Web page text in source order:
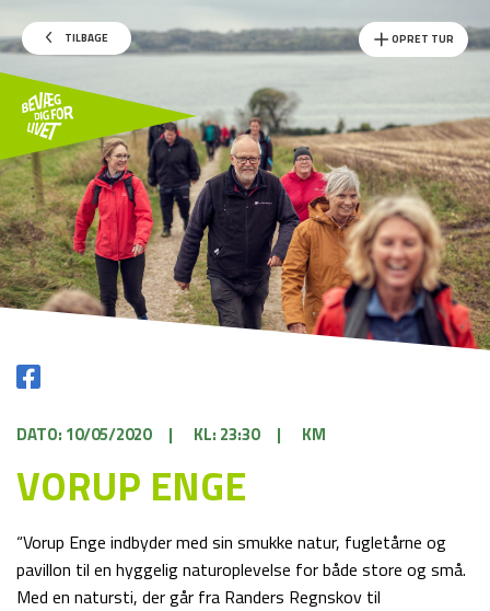
TILBAGE OPRET TUR
DATO: 10/05/2020 | KL: 23:30 | KM
VORUP ENGE
“Vorup Enge indbyder med sin smukke natur, fugletårne og
pavillon til en hyggelig naturoplevelse for både store og små.
Med en natursti, der går fra Randers Regnskov til